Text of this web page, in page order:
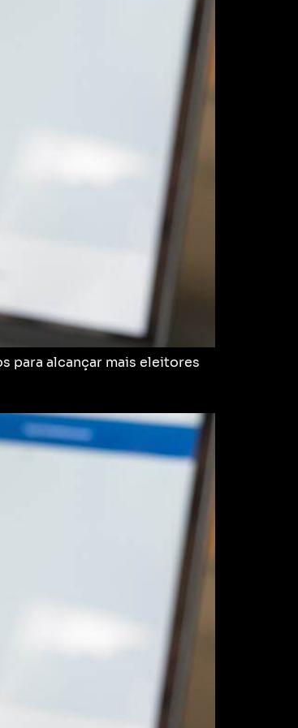
para alcançar mais eleitores